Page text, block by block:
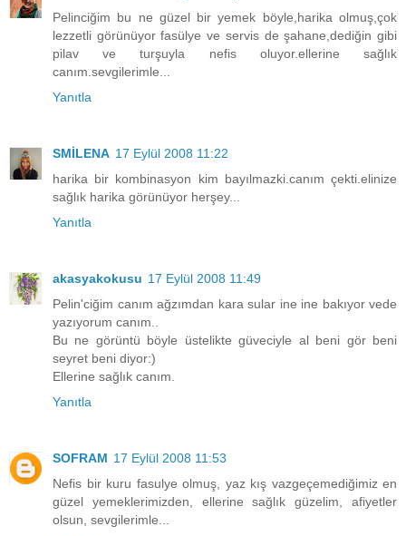
Pelinciğim bu ne güzel bir yemek böyle,harika olmuş,çok
lezzetli görünüyor fasülye ve servis de şahane,dediğin gibi
pilav ve turşuyla nefis oluyor.ellerine sağlık
canım.sevgilerimle...
Yanıtla
SMİLENA 17 Eylül 2008 11:22
harika bir kombinasyon kim bayılmazki.canım çekti.elinize
sağlık harika görünüyor herşey...
Yanıtla
akasyakokusu 17 Eylül 2008 11:49
Pelin'ciğim canım ağzımdan kara sular ine ine bakıyor vede
yazıyorum canım..
Bu ne görüntü böyle üstelikte güveciyle al beni gör beni
seyret beni diyor:)
Ellerine sağlık canım.
Yanıtla
SOFRAM 17 Eylül 2008 11:53
Nefis bir kuru fasulye olmuş, yaz kış vazgeçemediğimiz en
güzel yemeklerimizden, ellerine sağlık güzelim, afiyetler
olsun, sevgilerimle...